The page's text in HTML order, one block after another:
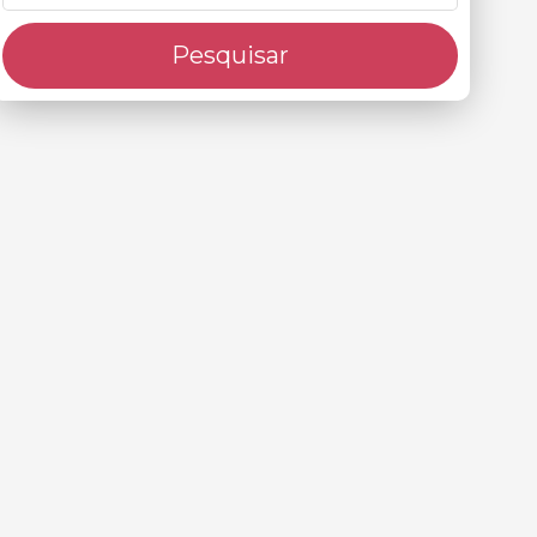
Pesquisar